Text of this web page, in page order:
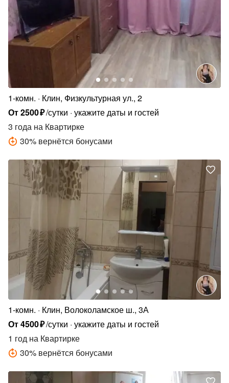
1-комн.
Клин, Физкультурная ул., 2
От2500₽/сутки укажите даты и гостей
3 года на Квартирке
30% вернётся бонусами
1-комн.
Клин, Волоколамское ш., 3А
От4500₽/сутки укажите даты и гостей
1 год на Квартирке
30% вернётся бонусами